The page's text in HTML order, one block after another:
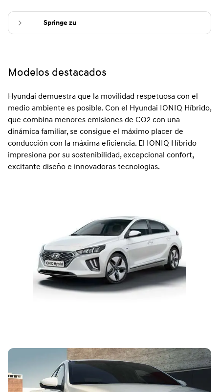
Springe zu
Modelos destacados
Hyundai demuestra que la movilidad respetuosa con el
medio ambiente es posible. Con el Hyundai IONIQ Híbrido,
que combina menores emisiones de CO2 con una
dinámica familiar, se consigue el máximo placer de
conducción con la máxima eficiencia. El IONIQ Híbrido
impresiona por su sostenibilidad, excepcional confort,
excitante diseño e innovadoras tecnologías.